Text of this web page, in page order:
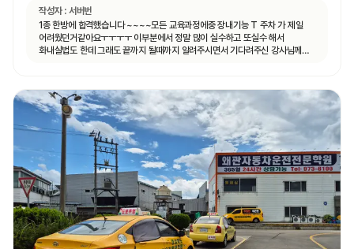
작성자 : 서버번
1종 한방에 합격했습니다 ~~~~모든 교육과정에중 장내기능 T 주차 가 제일
어려웠던거같아요ㅜㅜㅜㅜ 이부분에서 정말 많이 실수하고 또실수 해서
화내실법도 한데 그래도 끝까지 될때까지 알려주시면서 기다려주신 강사님께